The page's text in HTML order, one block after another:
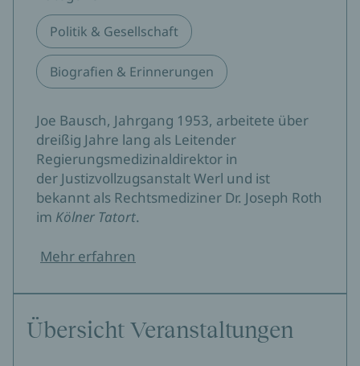
Politik & Gesellschaft
Biografien & Erinnerungen
Joe Bausch, Jahrgang 1953, arbeitete über
dreißig Jahre lang als Leitender
Regierungsmedizinaldirektor in
der Justizvollzugsanstalt Werl und ist
bekannt als Rechtsmediziner Dr. Joseph Roth
im Kölner Tatort.
Mehr erfahren
Übersicht Veranstaltungen